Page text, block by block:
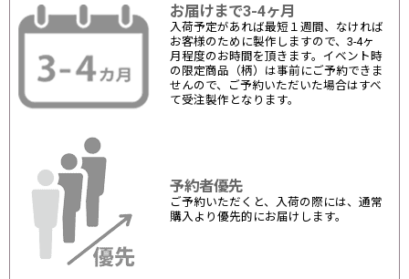
お届けまで3-4ヶ月
入荷予定があれば最短１週間、なければ
お客様のために製作しますので、3-4ヶ
月程度のお時間を頂きます。イベント時
の限定商品（柄）は事前にご予約できま
せんので、ご予約いただいた場合はすべ
て受注製作となります。
予約者優先
ご予約いただくと、入荷の際には、通常
購入より優先的にお届けします。